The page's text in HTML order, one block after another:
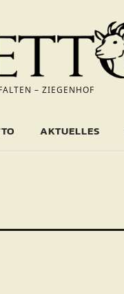
– ZIEGENHOF
AKTUELLES